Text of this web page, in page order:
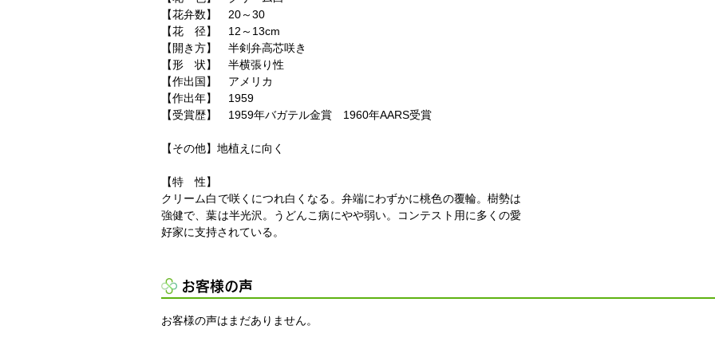
【花弁数】 20～30
【花 径】 12～13cm
【開き方】 半剣弁高芯咲き
【形 状】 半横張り性
【作出国】 アメリカ
【作出年】 1959
【受賞歴】 1959年バガテル金賞 1960年AARS受賞
【その他】地植えに向く
【特 性】
クリーム白で咲くにつれ白くなる。弁端にわずかに桃色の覆輪。樹勢は
強健で、葉は半光沢。うどんこ病にやや弱い。コンテスト用に多くの愛
好家に支持されている。
お客様の声
お客様の声はまだありません。